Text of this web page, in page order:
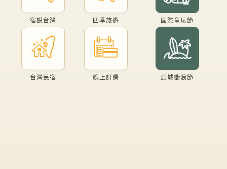
宿說台灣 四季旅遊
台灣民宿 線上訂房
國際童玩節
頭城衝浪節